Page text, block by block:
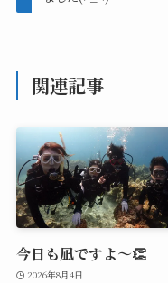
関連記事
今日も凪ですよ～👏
2026年8月4日